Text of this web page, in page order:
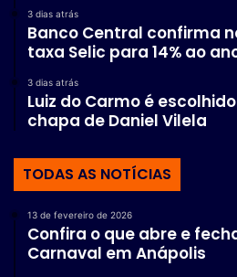
3 dias atrás
Banco Central confirma
taxa Selic para 14% ao
3 dias atrás
Luiz do Carmo é
chapa de Daniel Vilela
TODAS AS NOTÍCIAS
13 de fevereiro de 2026
Confira o que abre e
Carnaval em Anápolis